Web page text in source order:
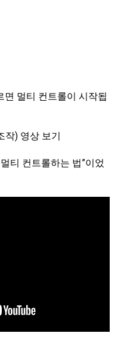
면 멀티 컨트롤이 시작됩
작) 영상 보기
티 컨트롤하는 법”이었